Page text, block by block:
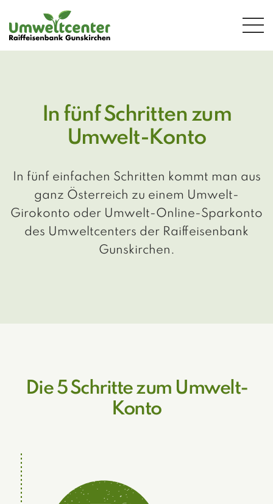
Zum Hauptinhalt springen
In fünf Schritten zum
Umwelt-Konto
In fünf einfachen Schritten kommt man aus
ganz Österreich zu einem Umwelt-
Girokonto oder Umwelt-Online-Sparkonto
des Umweltcenters der Raiffeisenbank
Gunskirchen.
Die 5 Schritte zum Umwelt-
Konto